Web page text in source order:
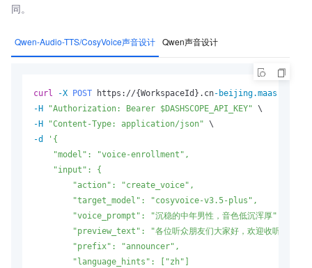
同。
Qwen-Audio-TTS/CosyVoice声音设计 Qwen声音设计
curl -X POST https://{WorkspaceId}.cn-
-H
"Authorization: Bearer $DASHSCOPE_API_KEY"
-H
"Content-Type: application/json"
-d
'{
    "model": "voice-enrollment",
    "input": {
        "action": "create_voice",
        "target_model": "cosyvoice-v3.5-plus",
        "voice_prompt": "沉稳的中年男性，音色低沉浑厚",
"preview_text": "各位听众朋友们大家好，欢迎收听本期节
        "prefix": "announcer",
        "language_hints": ["zh"]